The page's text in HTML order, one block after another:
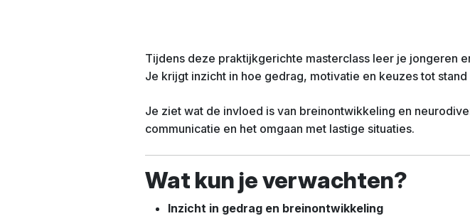
Tijdens deze praktijkgerichte masterclass leer je jongeren
Je krijgt inzicht in hoe gedrag, motivatie en keuzes tot stand
Je ziet wat de invloed is van breinontwikkeling en
communicatie en het omgaan met lastige situaties.
Wat kun je verwachten?
Inzicht in gedrag en breinontwikkeling